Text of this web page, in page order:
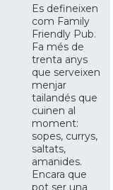
Es defineixen
com Family
Friendly Pub.
Fa més de
trenta anys
que serveixen
menjar
tailandés que
cuinen al
moment:
sopes, currys,
saltats,
amanides.
Encara que
pot ser una